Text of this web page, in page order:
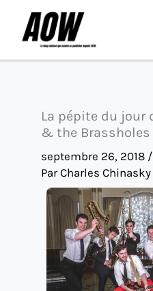
La pépite du jour
& the Brassholes
septembre 26, 2018 /
ParCharles Chinasky